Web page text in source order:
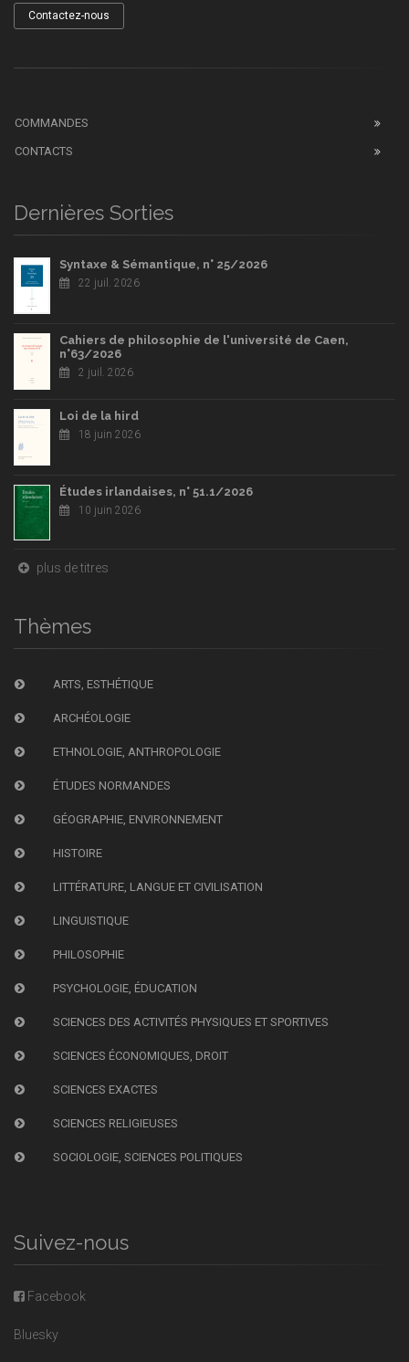
Contactez-nous
COMMANDES
CONTACTS
Dernières Sorties
Syntaxe & Sémantique, n° 25/2026
22 juil. 2026
Cahiers de philosophie de l'université de Caen,
n°63/2026
2 juil. 2026
Loi de la hird
18 juin 2026
Études irlandaises, n° 51.1/2026
10 juin 2026
plus de titres
Thèmes
ARTS, ESTHÉTIQUE
ARCHÉOLOGIE
ETHNOLOGIE, ANTHROPOLOGIE
ÉTUDES NORMANDES
GÉOGRAPHIE, ENVIRONNEMENT
HISTOIRE
LITTÉRATURE, LANGUE ET CIVILISATION
LINGUISTIQUE
PHILOSOPHIE
PSYCHOLOGIE, ÉDUCATION
SCIENCES DES ACTIVITÉS PHYSIQUES ET SPORTIVES
SCIENCES ÉCONOMIQUES, DROIT
SCIENCES EXACTES
SCIENCES RELIGIEUSES
SOCIOLOGIE, SCIENCES POLITIQUES
Suivez-nous
Facebook
Bluesky